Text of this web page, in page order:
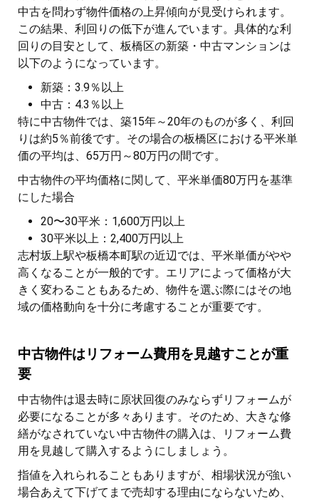
中古を問わず物件価格の上昇傾向が見受けられます。
この結果、利回りの低下が進んでいます。具体的な利
回りの目安として、板橋区の新築・中古マンションは
以下のようになっています。
新築：3.9％以上
中古：4.3％以上
特に中古物件では、築15年～20年のものが多く、利回
りは約5％前後です。その場合の板橋区における平米単
価の平均は、65万円～80万円の間です。
中古物件の平均価格に関して、平米単価80万円を基準
にした場合
20〜30平米：1,600万円以上
30平米以上：2,400万円以上
志村坂上駅や板橋本町駅の近辺では、平米単価がやや
高くなることが一般的です。エリアによって価格が大
きく変わることもあるため、物件を選ぶ際にはその地
域の価格動向を十分に考慮することが重要です。
中古物件はリフォーム費用を見越すことが重
要
中古物件は退去時に原状回復のみならずリフォームが
必要になることが多々あります。そのため、大きな修
繕がなされていない中古物件の購入は、リフォーム費
用を見越して購入するようにしましょう。
指値を入れられることもありますが、相場状況が強い
場合あえて下げてまで売却する理由にならないため、